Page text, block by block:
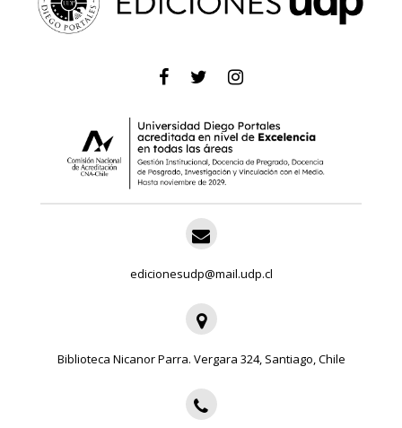
edicionesudp@mail.udp.cl
Biblioteca Nicanor Parra. Vergara 324, Santiago, Chile